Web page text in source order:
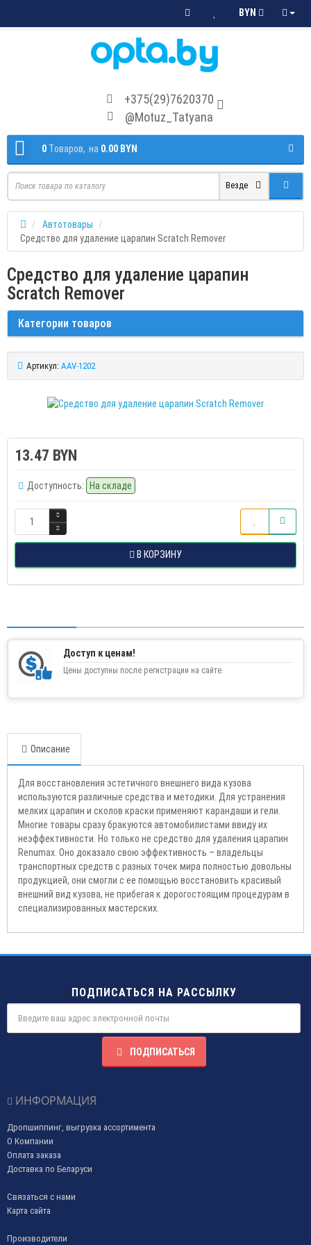
BYN
+375(29)7620370
@Motuz_Tatyana
0 Tоваров, на 0.00 BYN
Везде
Автотовары
Средство для удаление царапин Scratch Remover
Средство для удаление царапин
Scratch Remover
Категории товаров
Артикул: AAV-1202
13.47 BYN
Доступность: На складе
В КОРЗИНУ
Доступ к ценам!
Цены доступны после регистрации на сайте.
Описание
Для восстановления эстетичного внешнего вида кузова
используются различные средства и методики. Для устранения
мелких царапин и сколов краски применяют карандаши и гели.
Многие товары сразу бракуются автомобилистами ввиду их
неэффективности. Но только не средство для удаления царапин
Renumax. Оно доказало свою эффективность – владельцы
транспортных средств с разных точек мира полностью довольны
продукцией, они смогли с ее помощью восстановить красивый
внешний вид кузова, не прибегая к дорогостоящим процедурам в
специализированных мастерских.
ПОДПИСАТЬСЯ НА РАССЫЛКУ
ПОДПИСАТЬСЯ
ИНФОРМАЦИЯ
Дропшиппинг, выгрузка ассортимента
О Компании
Оплата заказа
Доставка по Беларуси
Связаться с нами
Карта сайта
Производители